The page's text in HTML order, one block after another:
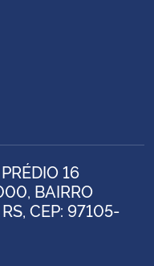
16
BAIRRO
CEP: 97105-